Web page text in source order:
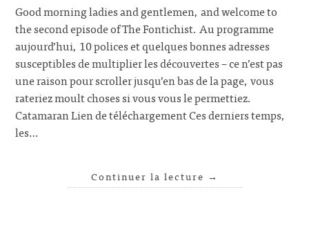
Good morning ladies and gentlemen, and welcome to
the second episode of The Fontichist. Au programme
aujourd’hui, 10 polices et quelques bonnes adresses
susceptibles de multiplier les découvertes – ce n’est pas
une raison pour scroller jusqu’en bas de la page, vous
rateriez moult choses si vous vous le permettiez.
Catamaran Lien de téléchargement Ces derniers temps,
les…
Continuer la lecture →